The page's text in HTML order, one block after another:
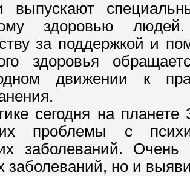
выпускают
здоровью
за поддержкой и
здоровья
движении к
сегодня на
проблемы с
заболеваний.
заболеваний, но и